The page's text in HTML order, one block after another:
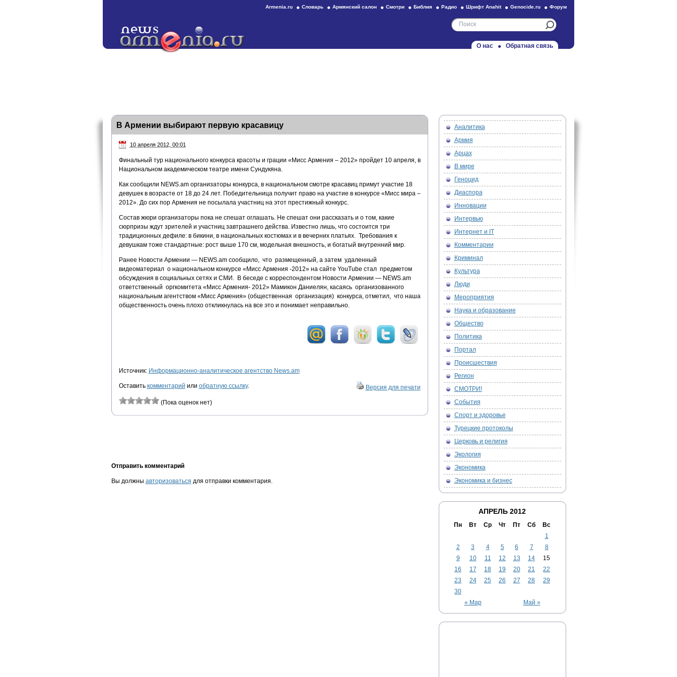
Armenia.ru Словарь Армянский салон Смотри Библия Радио Шрифт Anahit Genocide.ru Форум
О нас Обратная связь
В Армении выбирают первую красавицу
10 апреля 2012, 00:01
Финальный тур национального конкурса красоты и грации «Мисс Армения – 2012» пройдет 10 апреля, в
Национальном академическом театре имени Сундукяна.
Как сообщили NEWS.am организаторы конкурса, в национальном смотре красавиц примут участие 18
девушек в возрасте от 18 до 24 лет. Победительница получит право на участие в конкурсе «Мисс мира –
2012». До сих пор Армения не посылала участниц на этот престижный конкурс.
Состав жюри организаторы пока не спешат оглашать. Не спешат они рассказать и о том, какие
сюрпризы ждут зрителей и участниц завтрашнего действа. Известно лишь, что состоится три
традиционных дефиле: в бикини, в национальных костюмах и в вечерних платьях. Требования к
девушкам тоже стандартные: рост выше 170 см, модельная внешность, и богатый внутренний мир.
Ранее Новости Армении — NEWS.am сообщило, что размещенный, а затем удаленный
видеоматериал о национальном конкурсе «Мисс Армения -2012» на сайте YouTube стал предметом
обсуждения в социальных сетях и СМИ. В беседе с корреспондентом Новости Армении — NEWS.am
ответственный оргкомитета «Мисс Армения- 2012» Мамикон Даниелян, касаясь организованного
национальным агентством «Мисс Армения» (общественная организация) конкурса, отметил, что наша
общественность очень плохо откликнулась на все это и понимает неправильно.
Источник: Информационно-аналитическое агентство News.am
Оставить комментарий или обратную ссылку. Версия для печати
(Пока оценок нет)
Отправить комментарий
Вы должны авторизоваться для отправки комментария.
Аналитика
Армия
Арцах
В мире
Геноцид
Диаспора
Инновации
Интервью
Интернет и IT
Комментарии
Криминал
Культура
Люди
Мероприятия
Наука и образование
Общество
Политика
Портал
Происшествия
Регион
СМОТРИ!
События
Спорт и здоровье
Турецкие протоколы
Церковь и религия
Экология
Экономика
Экономика и бизнес
АПРЕЛЬ 2012
Пн Вт Ср Чт Пт Сб Вс
« Мар Май »
1
2
3 4 5 6 7
8
9
10 11 12 13 14
15
16
17 18 19 20 21
22
23
24 25 26 27 28
29
30